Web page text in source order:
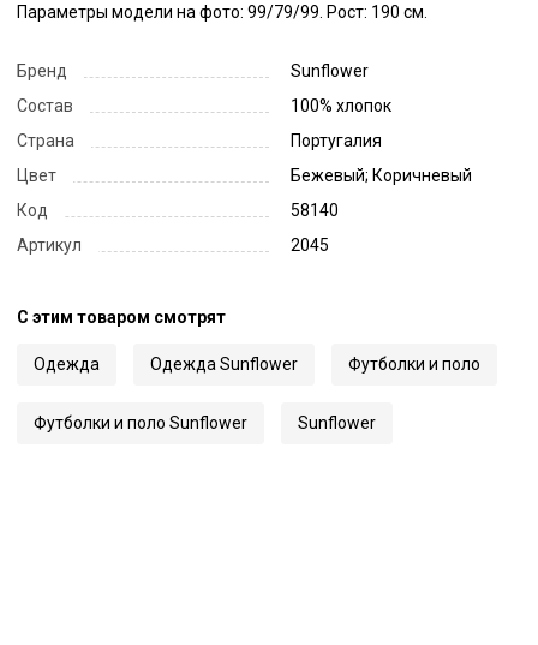
Параметры модели на фото: 99/79/99. Рост: 190 см.
Бренд
Sunflower
Состав
100% хлопок
Страна
Португалия
Цвет
Бежевый; Коричневый
Код
58140
Артикул
2045
С этим товаром смотрят
Одежда Одежда Sunflower Футболки и поло
Футболки и поло Sunflower Sunflower